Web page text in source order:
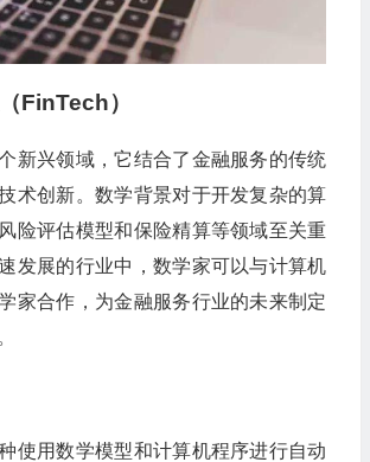
FinTech）
新兴领域，它结合了金融服务的传统
术创新。数学背景对于开发复杂的算
险评估模型和保险精算等领域至关重
发展的行业中，数学家可以与计算机
家合作，为金融服务行业的未来制定
使用数学模型和计算机程序进行自动